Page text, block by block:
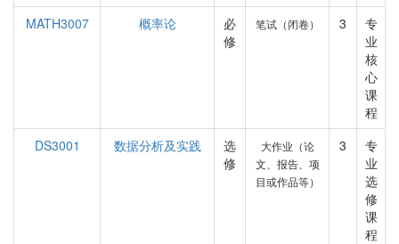
MATH3007
概率论
必
修
笔试（闭卷） 3
专
业
核
心
课
程
DS3001
数据分析及实践
选
修
大作业（论
文、报告、项
目或作品等）
3
专
业
选
修
课
程